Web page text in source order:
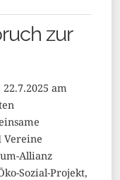
zur
am
Vereine
Allianz
Sozial-Projekt,